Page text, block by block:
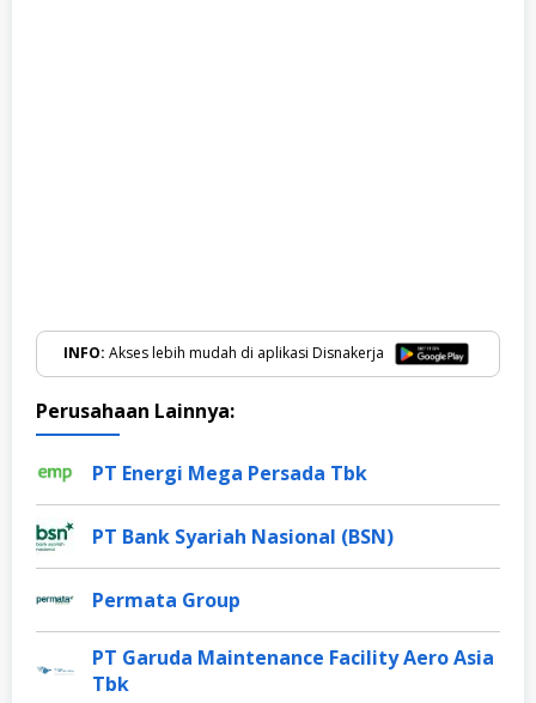
INFO: Akses lebih mudah di aplikasi Disnakerja
Perusahaan Lainnya:
PT Energi Mega Persada Tbk
PT Bank Syariah Nasional (BSN)
Permata Group
PT Garuda Maintenance Facility Aero Asia
Tbk